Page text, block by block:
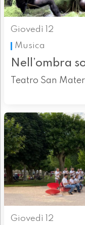
Giovedì 12
Musica
Nell’ombra
Teatro San
Giovedì 12